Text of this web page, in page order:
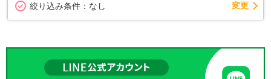
絞り込み条件： なし 変更